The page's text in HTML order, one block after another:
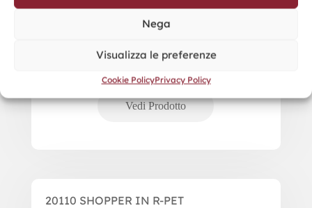
Nega
Visualizza le preferenze
Cookie PolicyPrivacy Policy
20110 SHOPPER IN R-PET